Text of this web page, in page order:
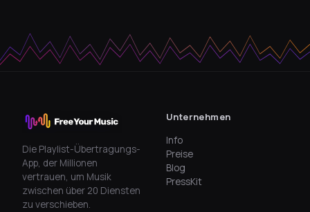
Die Playlist-Übertragungs-
App, der Millionen
vertrauen, um Musik
zwischen über 20 Diensten
zu verschieben.
Unternehmen
Info
Preise
Blog
PressKit